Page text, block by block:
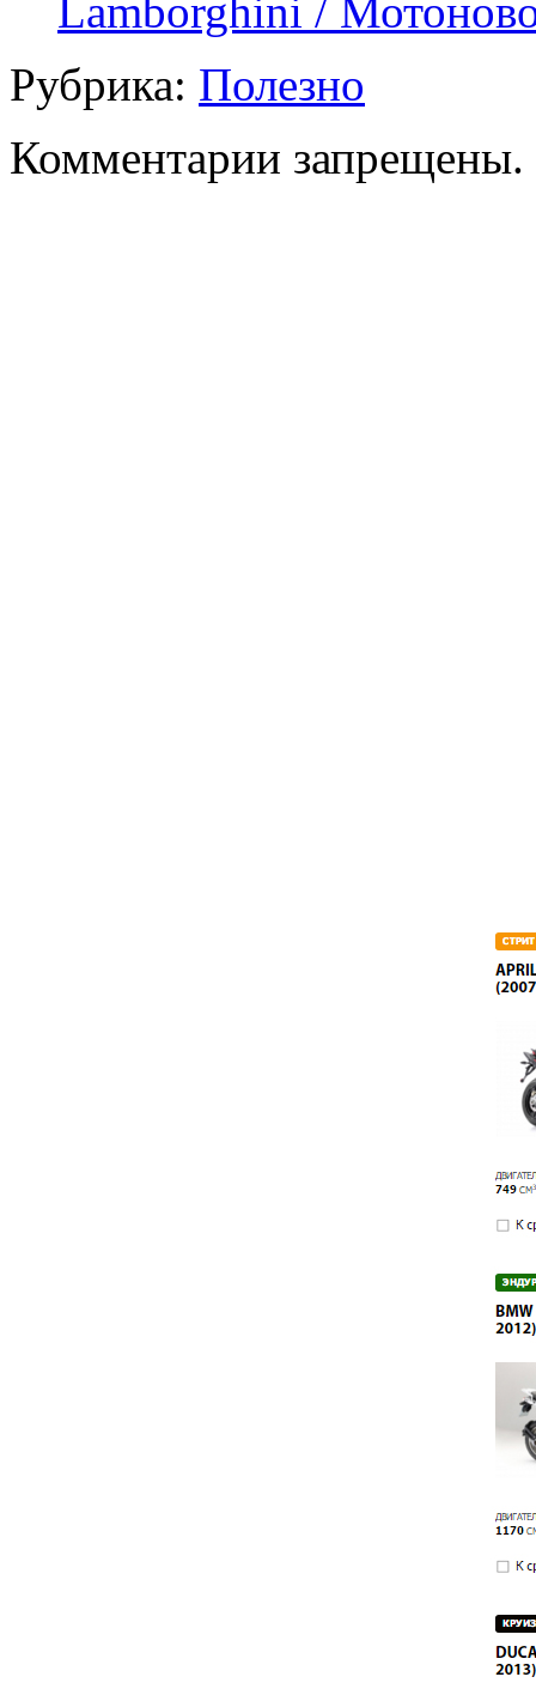
Lamborghini /
Рубрика: Полезно
Комментарии запрещены.